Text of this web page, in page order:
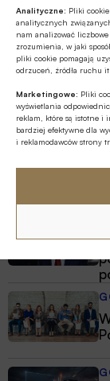
Analityczne: Pliki
analitycznych
nam analizować
zrozumienia, w jaki
pliki cookie pomagają
odrzuceń, źródła ruchu
Marketingowe: Pliki
wyświetlania
reklam, które są istotne i
bardziej efektywne dla
i reklamodawców strony
Najnowsze